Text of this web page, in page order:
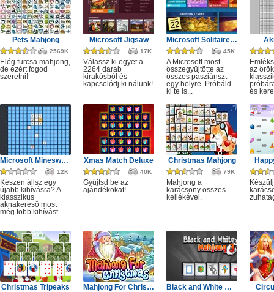
Pets Mahjong
2569K
Elég furcsa mahjong,
de ezért fogod
szeretni!
Microsoft Jigsaw
17K
Válassz ki egyet a
2264 darab
kirakósból és
kapcsolódj ki nálunk!
Microsoft Solitaire Collection
45K
A Microsoft most
összegyűjtötte az
összes pasziánszt
egy helyre. Próbáld
ki te is...
az örök
és
Microsoft Minesweeper
12K
Készen állsz egy
újabb kihívásra? A
klasszikus
aknakereső most
még több kihívást...
Xmas Match Deluxe
40K
Gyűjtsd be az
ajándékokat!
Christmas Mahjong
79K
Mahjong a
karácsony összes
kellékével.
Christmas Tripeaks Mahjong For Christmas Black and White Mahjong 3